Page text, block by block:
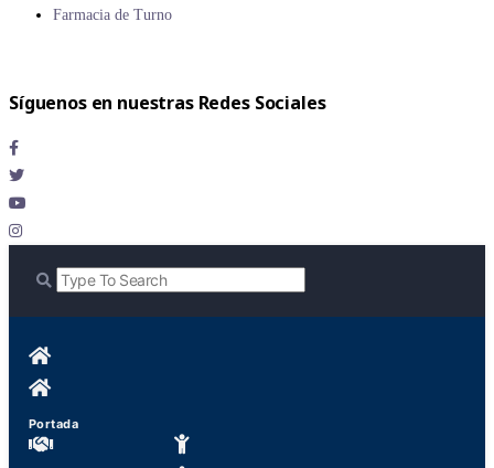
Farmacia de Turno
Síguenos en nuestras Redes Sociales
Portada